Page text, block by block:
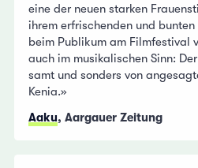
eine der neuen starken
ihrem erfrischenden und
beim Publikum am Filmfestival
auch im musikalischen Sinn:
samt und sonders von
Kenia.»
Aaku, Aargauer Zeitung